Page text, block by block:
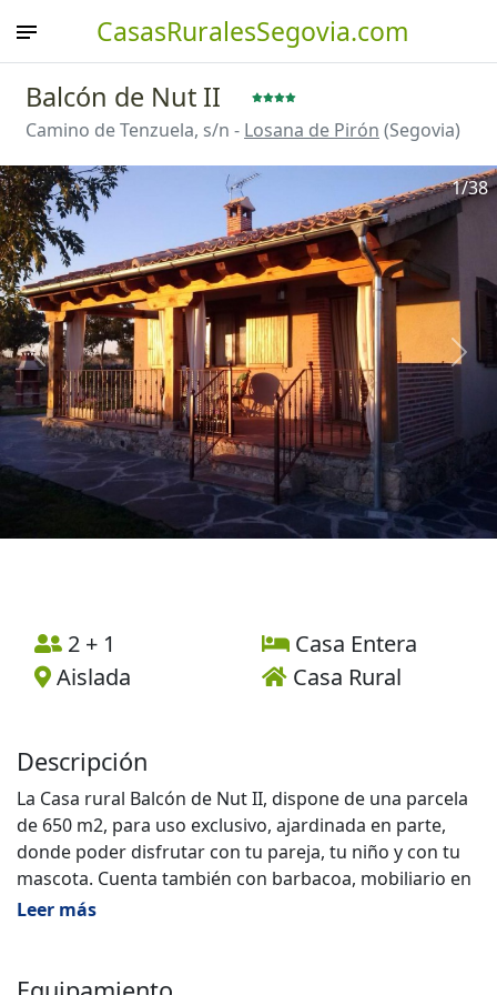
CasasRuralesSegovia.com
Balcón de Nut II
Camino de Tenzuela, s/n - Losana de Pirón (Segovia)
Anterior
1/38
2 + 1
Casa Entera
Aislada
Casa Rural
Descripción
La Casa rural Balcón de Nut II, dispone de una parcela
de 650 m2, para uso exclusivo, ajardinada en parte,
donde poder disfrutar con tu pareja, tu niño y con tu
mascota. Cuenta también con barbacoa, mobiliario en
su amplio porche desde donde se observan unas
Nacional de la Sierra de Guadarrama, por uno de los
Leer más